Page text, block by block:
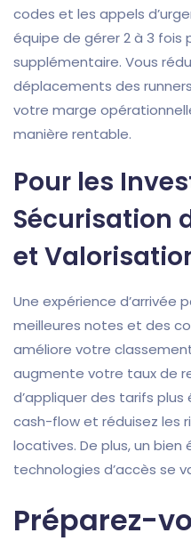
codes et les appels
équipe de gérer 2 à 3 fois
supplémentaire. Vous
déplacements des
votre marge
manière rentable.
Pour les
Sécurisation
et
Une expérience d’arrivée
meilleures notes et des
améliore votre
augmente votre taux de
d’appliquer des tarifs
cash-flow et réduisez les
locatives. De plus, un bien
technologies d’accès se
Préparez-